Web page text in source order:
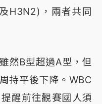
H3N2)，兩者共同
然B型超過A型，但
持平後下降。WBC
醒前往觀賽國人須